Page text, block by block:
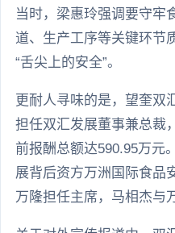
当时，梁惠玲强调要守牢
道、生产工序等关键环节
“舌尖上的安全”。
更耐人寻味的是，望奎双
担任双汇发展董事兼总裁
前报酬总额达590.95万元
展背后资方万洲国际食品
万隆担任主席，马相杰与